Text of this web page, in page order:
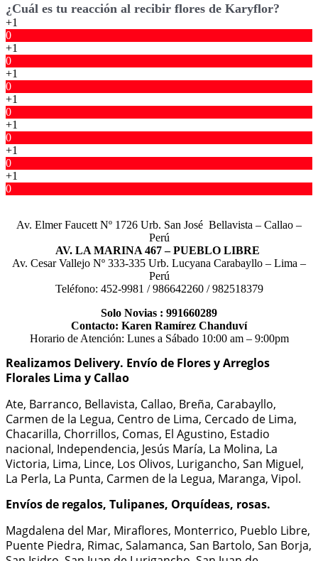
¿Cuál es tu reacción al recibir flores de Karyflor?
+1
0
+1
0
+1
0
+1
0
+1
0
+1
0
+1
0
Av. Elmer Faucett Nº 1726 Urb. San José Bellavista – Callao –
Perú
AV. LA MARINA 467 – PUEBLO LIBRE
Av. Cesar Vallejo Nº 333-335 Urb. Lucyana Carabayllo – Lima –
Perú
Teléfono: 452-9981 / 986642260 / 982518379
Solo Novias : 991660289
Contacto: Karen Ramírez Chanduví
Horario de Atención: Lunes a Sábado 10:00 am – 9:00pm
Realizamos Delivery. Envío de Flores y Arreglos
Florales Lima y Callao
Ate, Barranco, Bellavista, Callao, Breña, Carabayllo,
Carmen de la Legua, Centro de Lima, Cercado de Lima,
Chacarilla, Chorrillos, Comas, El Agustino, Estadio
nacional, Independencia, Jesús María, La Molina, La
Victoria, Lima, Lince, Los Olivos, Lurigancho, San Miguel,
La Perla, La Punta, Carmen de la Legua, Maranga, Vipol.
Envíos de regalos, Tulipanes, Orquídeas, rosas.
Magdalena del Mar, Miraflores, Monterrico, Pueblo Libre,
Puente Piedra, Rimac, Salamanca, San Bartolo, San Borja,